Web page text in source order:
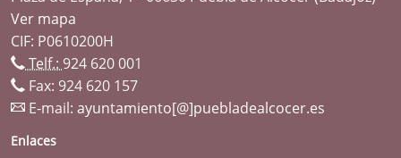
Ver mapa
CIF: P0610200H
Telf.: 924 620 001
Fax: 924 620 157
E-mail: ayuntamiento[@]puebladealcocer.es
Enlaces